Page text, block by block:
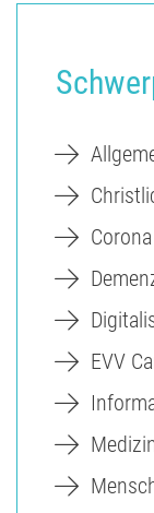
EVV